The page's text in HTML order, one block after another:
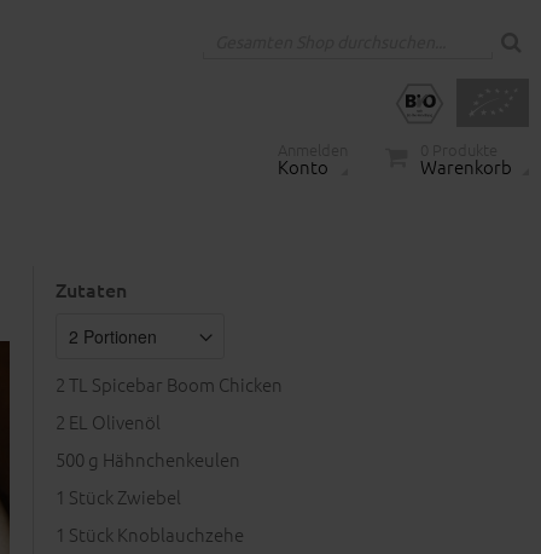
Konto Warenkorb
Zutaten
2TL Spicebar Boom Chicken
2 EL Olivenöl
500 g Hähnchenkeulen
1 Stück Zwiebel
1 Stück Knoblauchzehe